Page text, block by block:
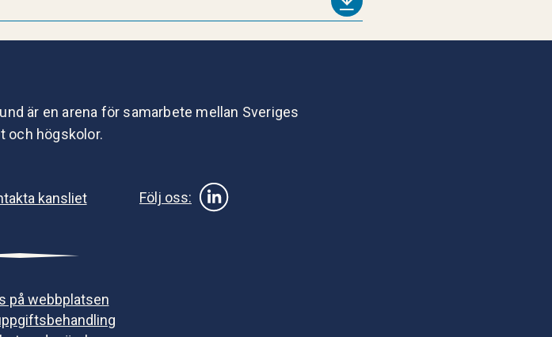
är en arena för samarbete mellan Sveriges
och högskolor.
kansliet Följ oss:
på webbplatsen